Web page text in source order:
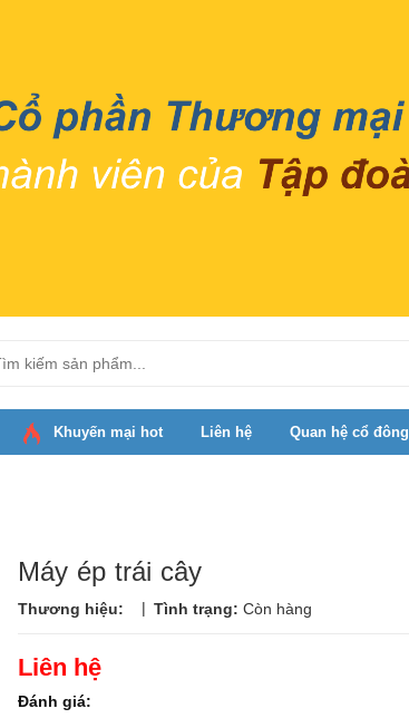
Khuyến mại hot Liên hệ Quan hệ cổ đông
Máy ép trái cây
Thương hiệu: | Tình trạng: Còn hàng
Liên hệ
Đánh giá: